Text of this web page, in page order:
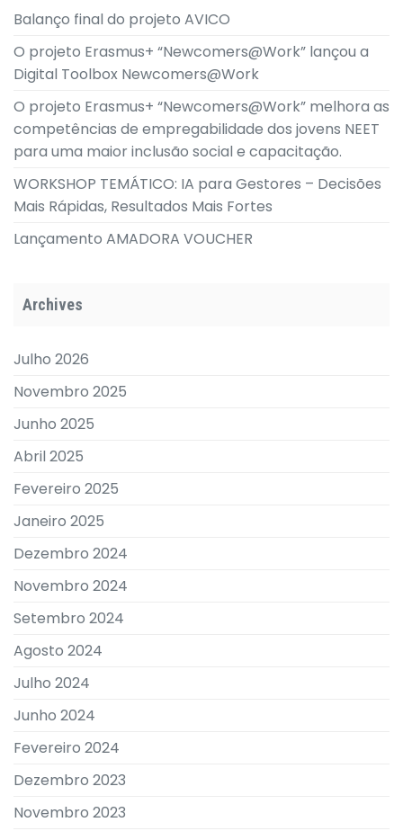
Balanço final do projeto AVICO
O projeto Erasmus+ “Newcomers@Work” lançou a
Digital Toolbox Newcomers@Work
O projeto Erasmus+ “Newcomers@Work” melhora as
competências de empregabilidade dos jovens NEET
para uma maior inclusão social e capacitação.
WORKSHOP TEMÁTICO: IA para Gestores – Decisões
Mais Rápidas, Resultados Mais Fortes
Lançamento AMADORA VOUCHER
Archives
Julho 2026
Novembro 2025
Junho 2025
Abril 2025
Fevereiro 2025
Janeiro 2025
Dezembro 2024
Novembro 2024
Setembro 2024
Agosto 2024
Julho 2024
Junho 2024
Fevereiro 2024
Dezembro 2023
Novembro 2023